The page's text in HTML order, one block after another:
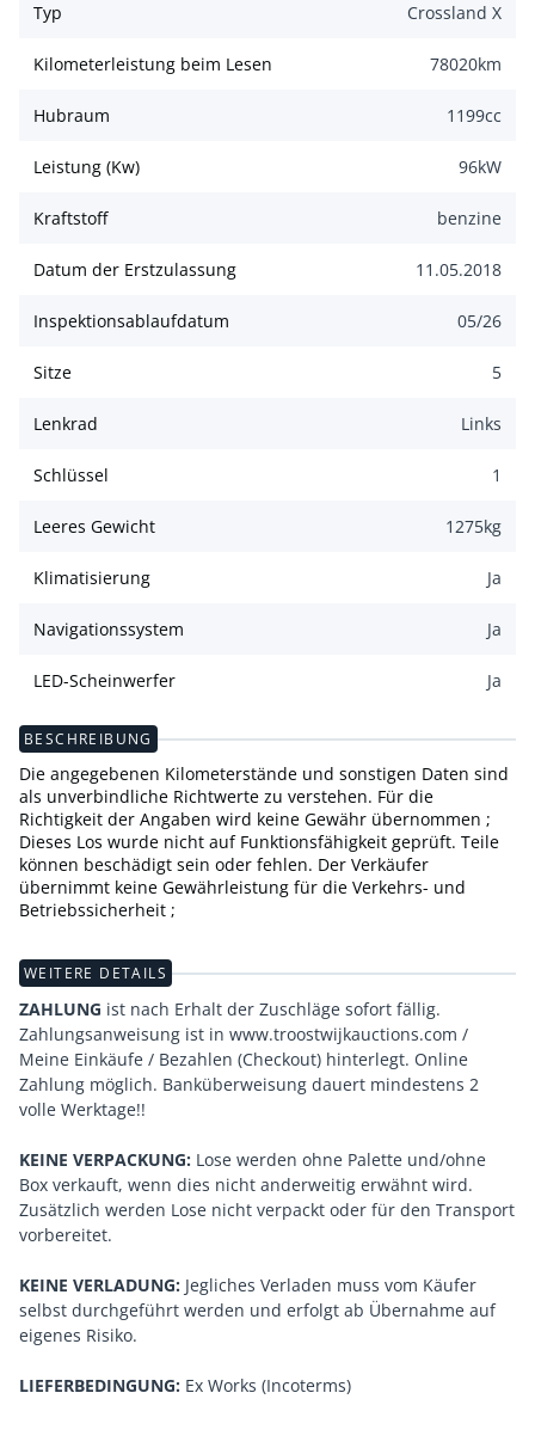
Typ Crossland X
Kilometerleistung beim Lesen 78020km
Hubraum 1199cc
Leistung (Kw) 96kW
Kraftstoff benzine
Datum der Erstzulassung 11.05.2018
Inspektionsablaufdatum 05/26
Sitze 5
Lenkrad Links
Schlüssel 1
Leeres Gewicht 1275kg
Klimatisierung Ja
Navigationssystem Ja
LED-Scheinwerfer Ja
BESCHREIBUNG
Die angegebenen Kilometerstände und sonstigen Daten sind
als unverbindliche Richtwerte zu verstehen. Für die
Richtigkeit der Angaben wird keine Gewähr übernommen ;
Dieses Los wurde nicht auf Funktionsfähigkeit geprüft. Teile
können beschädigt sein oder fehlen. Der Verkäufer
übernimmt keine Gewährleistung für die Verkehrs- und
Betriebssicherheit ;
WEITERE DETAILS
ZAHLUNG ist nach Erhalt der Zuschläge sofort fällig.
Zahlungsanweisung ist in www.troostwijkauctions.com /
Meine Einkäufe / Bezahlen (Checkout) hinterlegt. Online
Zahlung möglich. Banküberweisung dauert mindestens 2
volle Werktage!!
KEINE VERPACKUNG: Lose werden ohne Palette und/ohne
Box verkauft, wenn dies nicht anderweitig erwähnt wird.
Zusätzlich werden Lose nicht verpackt oder für den Transport
vorbereitet.
KEINE VERLADUNG: Jegliches Verladen muss vom Käufer
selbst durchgeführt werden und erfolgt ab Übernahme auf
eigenes Risiko.
LIEFERBEDINGUNG: Ex Works (Incoterms)